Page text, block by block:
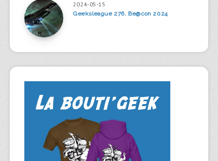
2024-05-15
Geeksleague 276, Be@con 2024